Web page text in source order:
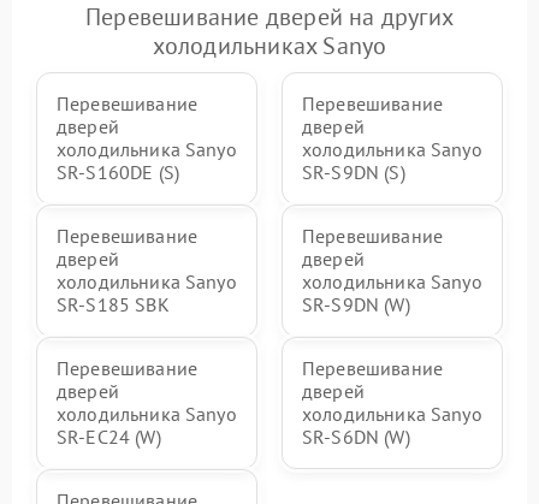
Перевешивание дверей на других
холодильниках Sanyo
Перевешивание
дверей
холодильника Sanyo
SR-S160DE (S)
Перевешивание
дверей
холодильника Sanyo
SR-S9DN (S)
Перевешивание
дверей
холодильника Sanyo
SR-S185 SBK
Перевешивание
дверей
холодильника Sanyo
SR-S9DN (W)
Перевешивание
дверей
холодильника Sanyo
SR-EC24 (W)
Перевешивание
дверей
холодильника Sanyo
SR-S6DN (W)